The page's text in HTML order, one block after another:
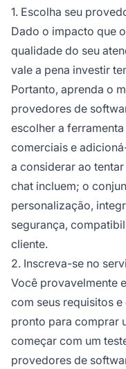
1. Escolha seu
Dado o impacto que
qualidade do seu
vale a pena investir
Portanto, aprenda o
provedores de
escolher a
comerciais e
a considerar ao
chat incluem; o
personalização,
segurança,
cliente.
2. Inscreva-se no
Você provavelmente
com seus requisitos
pronto para comprar
começar com um
provedores de